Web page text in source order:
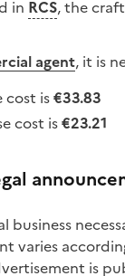
in RCS, the
agent, it is
cost is€33.83
cost is€23.21
business
varies
is